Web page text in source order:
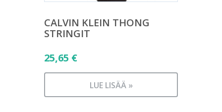
CALVIN KLEIN THONG
STRINGIT
25,65 €
LUE LISÄÄ »